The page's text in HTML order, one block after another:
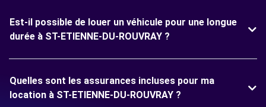
Est-il possible de louer un véhicule pour une longue
durée à ST-ETIENNE-DU-ROUVRAY ?
Quelles sont les assurances incluses pour ma
location à ST-ETIENNE-DU-ROUVRAY ?